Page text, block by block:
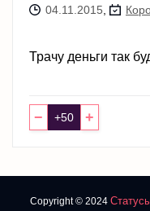
04.11.2015
Трачу деньги так
− +
Copyright © 2024